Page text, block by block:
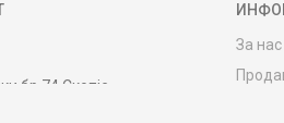
бр.74 Скопје
За нас